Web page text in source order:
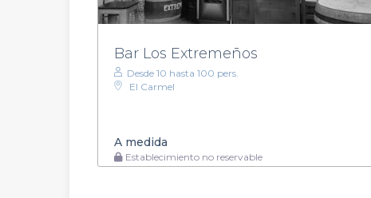
Bar Los Extremeños
Desde 10 hasta 100 pers.
El Carmel
A medida
Establecimiento no reservable